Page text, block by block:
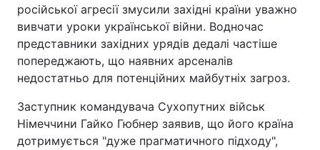
російської агресії змусили західні країни уважно
вивчати уроки української війни. Водночас
представники західних урядів дедалі частіше
попереджають, що наявних арсеналів
недостатньо для потенційних майбутніх загроз.
Заступник командувача Сухопутних військ
Німеччини Гайко Гюбнер заявив, що його країна
дотримується "дуже прагматичного підходу",